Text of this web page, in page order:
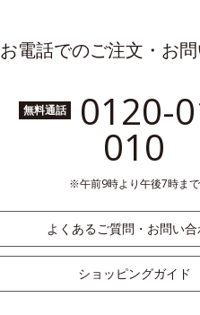
お電話でのご注文・お
無料通話 0120-
010
午前9時より午後7時まで
よくあるご質問・お問い
ショッピングガイド